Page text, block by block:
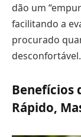
dão um
facilitando a
procurado
desconfortável.
Benefícios
Rápido,